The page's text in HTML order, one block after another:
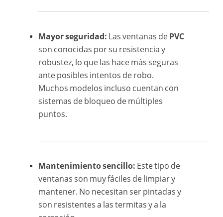
Mayor seguridad: Las ventanas dePVC
son conocidas por su resistencia y
robustez, lo que las hace más seguras
ante posibles intentos de robo.
Muchos modelos incluso cuentan con
sistemas de bloqueo de múltiples
puntos.
Mantenimiento sencillo: Este tipo de
ventanas son muy fáciles de limpiar y
mantener. No necesitan ser pintadas y
son resistentes a las termitas y a la